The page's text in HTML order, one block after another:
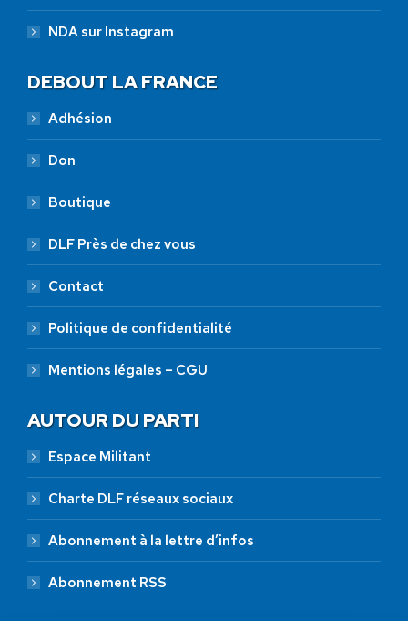
NDA sur Instagram
DEBOUT LA FRANCE
Adhésion
Don
Boutique
DLF Près de chez vous
Contact
Politique de confidentialité
Mentions légales – CGU
AUTOUR DU PARTI
Espace Militant
Charte DLF réseaux sociaux
Abonnement à la lettre d’infos
Abonnement RSS